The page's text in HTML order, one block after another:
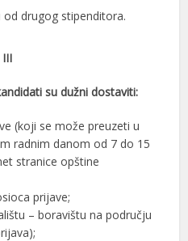
drugog stipenditora.
III
su dužni dostaviti:
(koji se može preuzeti u
radnim danom od 7 do 15
stranice opštine
prijave;
– boravištu na području